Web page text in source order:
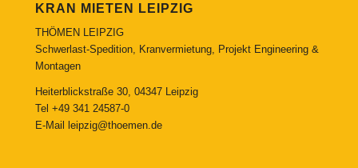
KRAN MIETEN LEIPZIG
THÖMEN LEIPZIG
Schwerlast-Spedition, Kranvermietung, Projekt Engineering &
Montagen
Heiterblickstraße 30, 04347 Leipzig
Tel +49 341 24587-0
E-Mail
leipzig@thoemen.de